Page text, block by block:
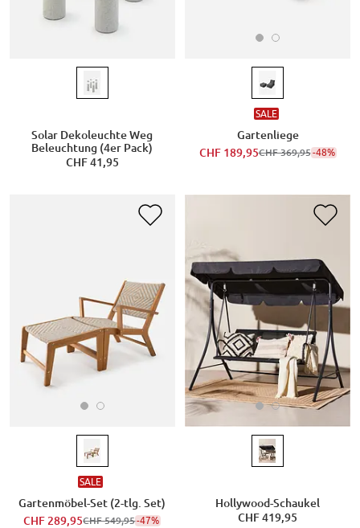
Solar Dekoleuchte Weg
Beleuchtung (4er Pack)
CHF 41,95
SALE
Gartenliege
CHF 189,95CHF 369,95-48%
SALE
Gartenmöbel-Set (2-tlg. Set)
CHF 289,95CHF 549,95-47%
Hollywood-Schaukel
CHF 419,95